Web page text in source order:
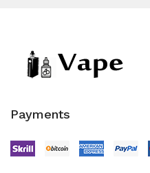
Payments